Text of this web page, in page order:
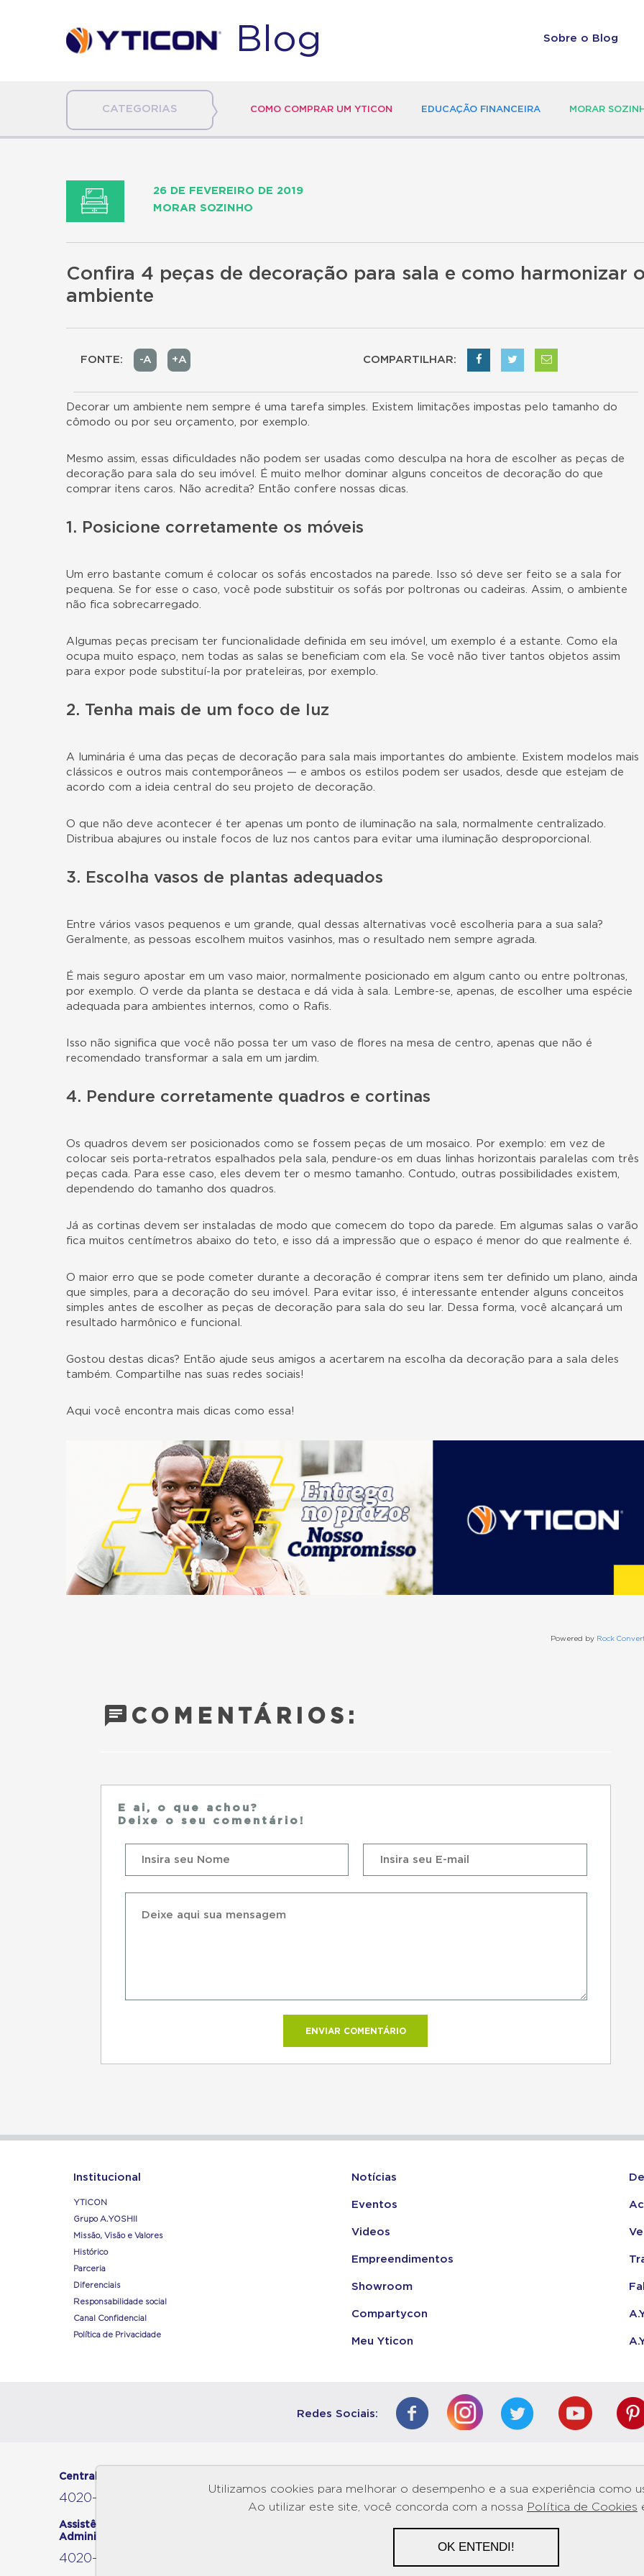
Utilizamos cookies para melhorar o desempenho e a sua experiência como
Ao utilizar este site, você concorda com a nossa Política de Cookies
OK ENTENDI!
Blog Sobre o Blog
CATEGORIAS COMO COMPRAR UM YTICON EDUCAÇÃO FINANCEIRA MORAR
26 DE FEVEREIRO DE 2019
MORAR SOZINHO
Confira 4 peças de decoração para sala e como harmonizar
ambiente
FONTE: -A +A COMPARTILHAR:
Decorar um ambiente nem sempre é uma tarefa simples. Existem limitações impostas pelo tamanho do
cômodo ou por seu orçamento, por exemplo.
Mesmo assim, essas dificuldades não podem ser usadas como desculpa na hora de escolher as peças de
decoração para sala do seu imóvel. É muito melhor dominar alguns conceitos de decoração do que
comprar itens caros. Não acredita? Então confere nossas dicas.
1. Posicione corretamente os móveis
Um erro bastante comum é colocar os sofás encostados na parede. Isso só deve ser feito se a sala for
pequena. Se for esse o caso, você pode substituir os sofás por poltronas ou cadeiras. Assim, o ambiente
não fica sobrecarregado.
Algumas peças precisam ter funcionalidade definida em seu imóvel, um exemplo é a estante. Como ela
ocupa muito espaço, nem todas as salas se beneficiam com ela. Se você não tiver tantos objetos assim
para expor pode substituí-la por prateleiras, por exemplo.
2. Tenha mais de um foco de luz
A luminária é uma das peças de decoração para sala mais importantes do ambiente. Existem modelos mais
clássicos e outros mais contemporâneos — e ambos os estilos podem ser usados, desde que estejam de
acordo com a ideia central do seu projeto de decoração.
O que não deve acontecer é ter apenas um ponto de iluminação na sala, normalmente centralizado.
Distribua abajures ou instale focos de luz nos cantos para evitar uma iluminação desproporcional.
3. Escolha vasos de plantas adequados
Entre vários vasos pequenos e um grande, qual dessas alternativas você escolheria para a sua sala?
Geralmente, as pessoas escolhem muitos vasinhos, mas o resultado nem sempre agrada.
É mais seguro apostar em um vaso maior, normalmente posicionado em algum canto ou entre poltronas,
por exemplo. O verde da planta se destaca e dá vida à sala. Lembre-se, apenas, de escolher uma espécie
adequada para ambientes internos, como o Rafis.
Isso não significa que você não possa ter um vaso de flores na mesa de centro, apenas que não é
recomendado transformar a sala em um jardim.
4. Pendure corretamente quadros e cortinas
Os quadros devem ser posicionados como se fossem peças de um mosaico. Por exemplo: em vez de
colocar seis porta-retratos espalhados pela sala, pendure-os em duas linhas horizontais paralelas com três
peças cada. Para esse caso, eles devem ter o mesmo tamanho. Contudo, outras possibilidades existem,
dependendo do tamanho dos quadros.
Já as cortinas devem ser instaladas de modo que comecem do topo da parede. Em algumas salas o varão
fica muitos centímetros abaixo do teto, e isso dá a impressão que o espaço é menor do que realmente é.
O maior erro que se pode cometer durante a decoração é comprar itens sem ter definido um plano, ainda
que simples, para a decoração do seu imóvel. Para evitar isso, é interessante entender alguns conceitos
simples antes de escolher as peças de decoração para sala do seu lar. Dessa forma, você alcançará um
resultado harmônico e funcional.
Gostou destas dicas? Então ajude seus amigos a acertarem na escolha da decoração para a sala deles
também. Compartilhe nas suas redes sociais!
Aqui você encontra mais dicas como essa!
Powered by Rock
COMENTÁRIOS:
E ai, o que achou?
Deixe o seu comentário!
Institucional
YTICON
Grupo A.YOSHII
Missão, Visão e Valores
Histórico
Parceria
Diferenciais
Responsabilidade social
Canal Confidencial
Política de Privacidade
Notícias
Eventos
Videos
Empreendimentos
Showroom
Compartycon
Meu Yticon
Redes Sociais:
Central de Vendas
4020-8020
Assistência Técnica e
Administração
4020-9710
Londrina
Av. Ayrton Senna, 425
Spot Campinas
Av. José Pancetti, 1260
Graciosa
Rua Adelino Martins,